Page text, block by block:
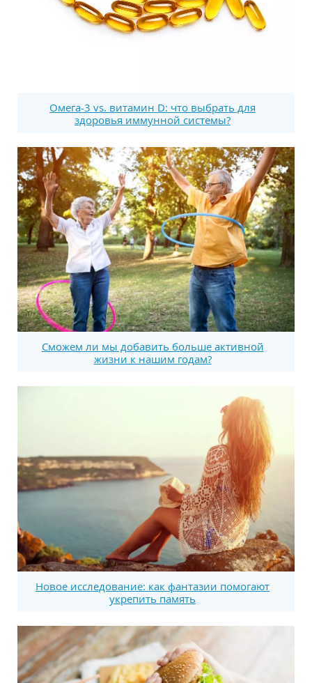
Омега-3 vs. витамин D: что выбрать для
здоровья иммунной системы?
Сможем ли мы добавить больше активной
жизни к нашим годам?
Новое исследование: как фантазии помогают
укрепить память